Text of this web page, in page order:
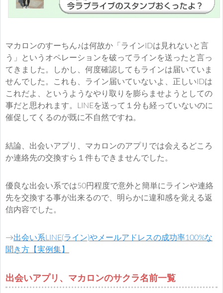
マカロンのすーちん♪は何故か「ラインIDは見れないと言
う」というオペレーションを破ってラインを送ったと言っ
てきました。しかし、何度確認してもラインは届いていま
せんでした。これも、ライン届いていないよ、正しいIDは
これだよ、というようなやり取りを膨らませようとしての
事だと思われます。LINEを送って１分も経っていないのに
催促してくるのが既に不自然ですね。
結論、出会いアプリ、マカロンのアプリでは会えるどころ
か連絡先の交換すら１件もできませんでした。
優良な出会い系では50円程度で意外と簡単にラインや連絡
先を交換する事が出来るので、明らかに違和感を覚える返
信内容でした。
→出会い系LINE(ライン)やメールアドレスの成功率100%な
聞き方【実例集】
出会いアプリ、マカロンのサクラ名前一覧